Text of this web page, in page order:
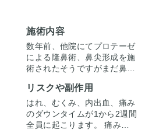
施術内容
数年前、他院にてプロテーゼ
による隆鼻術、鼻尖形成を施
術されたそうですがまだ鼻が
でご来院されました。
術前は鼻筋の高さに対して、
鼻先が低い状態でした。
鼻先が鼻筋に比べて低いとお
リスクや副作用
はれ、むくみ、内出血、痛み
のダウンタイムが1から2週間
全員に起こります。 痛みは3